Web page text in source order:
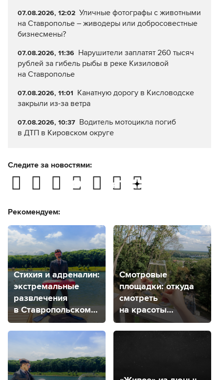
07.08.2026, 12:02 Уличные фотографы с животными
на Ставрополье – живодеры или добросовестные
бизнесмены?
07.08.2026, 11:36 Нарушители заплатят 260 тысяч
рублей за гибель рыбы в реке Кизиловой
на Ставрополье
07.08.2026, 11:01 Канатную дорогу в Кисловодске
закрыли из-за ветра
07.08.2026, 10:37 Водитель мотоцикла погиб
в ДТП в Кировском округе
Следите за новостями:
Рекомендуем:
Стихия и адреналин:
экстремальные
развлечения
в Ставропольском
крае
Смотровые
площадки: откуда
смотреть
на красоты
Ставрополя